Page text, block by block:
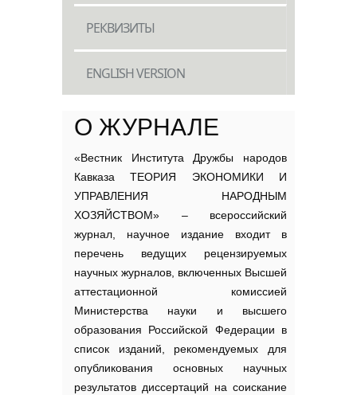
РЕКВИЗИТЫ
ENGLISH VERSION
О ЖУРНАЛЕ
«Вестник Института Дружбы народов
Кавказа ТЕОРИЯ ЭКОНОМИКИ И
УПРАВЛЕНИЯ НАРОДНЫМ
ХОЗЯЙСТВОМ» – всероссийский
журнал, научное издание входит в
перечень ведущих рецензируемых
научных журналов, включенных Высшей
аттестационной комиссией
Министерства науки и высшего
образования Российской Федерации в
список изданий, рекомендуемых для
опубликования основных научных
результатов диссертаций на соискание